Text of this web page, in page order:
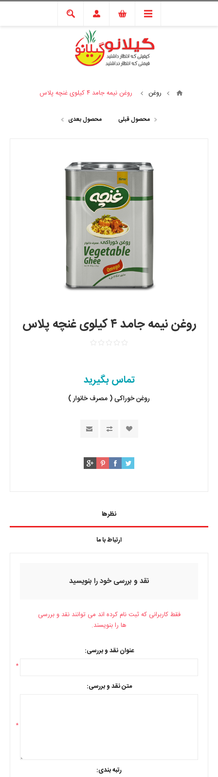
روغن روغن نیمه جامد ۴ کیلوی غنچه پلاس
محصول قبلی محصول بعدی
روغن نیمه جامد ۴ کیلوی غنچه پلاس
تماس بگیرید
روغن خوراکی ( مصرف خانوار )
نظرها
ارتباط با ما
نقد و بررسی خود را بنویسید
فقط کاربرانی که ثبت نام کرده اند می توانند نقد و بررسی
ها را بنویسند.
عنوان نقد و بررسی:
*
متن نقد و بررسی:
*
رتبه بندی: